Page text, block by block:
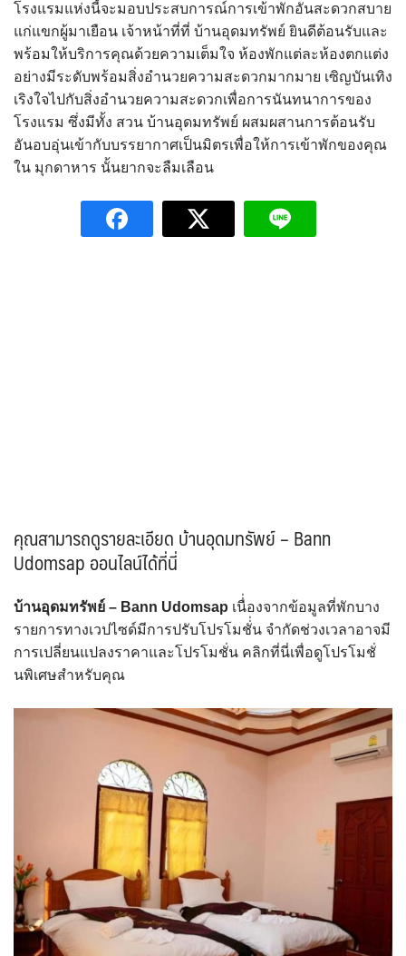
โรงแรมแห่งนี้จะมอบประสบการณ์การเข้าพักอันสะดวกสบาย
แก่แขกผู้มาเยือน เจ้าหน้าที่ที่ บ้านอุดมทรัพย์ ยินดีต้อนรับและ
พร้อมให้บริการคุณด้วยความเต็มใจ ห้องพักแต่ละห้องตกแต่ง
อย่างมีระดับพร้อมสิ่งอำนวยความสะดวกมากมาย เซิญบันเทิง
เริงใจไปกับสิ่งอำนวยความสะดวกเพื่อการนันทนาการของ
โรงแรม ซึ่งมีทั้ง สวน บ้านอุดมทรัพย์ ผสมผสานการต้อนรับ
อันอบอุ่นเข้ากับบรรยากาศเป็นมิตรเพื่อให้การเข้าพักของคุณ
ใน มุกดาหาร นั้นยากจะลืมเลือน
คุณสามารถดูรายละเอียด บ้านอุดมทรัพย์ – Bann
Udomsap ออนไลน์ได้ที่นี่
บ้านอุดมทรัพย์ – Bann Udomsap เนื่่องจากข้อมูลที่พักบาง
รายการทางเวปไซด์มีการปรับโปรโมชั่่น จำกัดช่วงเวลาอาจมี
การเปลี่ยนแปลงราคาและโปรโมชั่น คลิกที่นี่เพื่อดูโปรโมชั่
นพิเศษสำหรับคุณ